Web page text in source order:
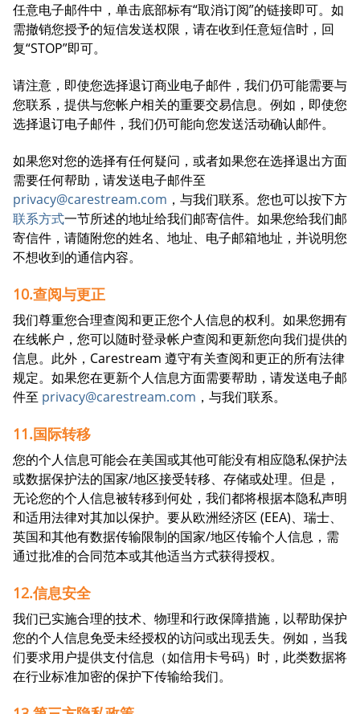
任意电子邮件中，单击底部标有“取消订阅”的链接即可。如
需撤销您授予的短信发送权限，请在收到任意短信时，回
复“STOP”即可。
请注意，即使您选择退订商业电子邮件，我们仍可能需要与
您联系，提供与您帐户相关的重要交易信息。例如，即使您
选择退订电子邮件，我们仍可能向您发送活动确认邮件。
如果您对您的选择有任何疑问，或者如果您在选择退出方面
需要任何帮助，请发送电子邮件至
privacy@carestream.com ，与我们联系。您也可以按下方
联系方式一节所述的地址给我们邮寄信件。如果您给我们邮
寄信件，请随附您的姓名、地址、电子邮箱地址，并说明您
不想收到的通信内容。
10.查阅与更正
我们尊重您合理查阅和更正您个人信息的权利。如果您拥有
在线帐户，您可以随时登录帐户查阅和更新您向我们提供的
信息。此外，Carestream 遵守有关查阅和更正的所有法律
规定。如果您在更新个人信息方面需要帮助，请发送电子邮
件至 privacy@carestream.com ，与我们联系。
11.国际转移
您的个人信息可能会在美国或其他可能没有相应隐私保护法
或数据保护法的国家/地区接受转移、存储或处理。但是，
无论您的个人信息被转移到何处，我们都将根据本隐私声明
和适用法律对其加以保护。要从欧洲经济区 (EEA)、瑞士、
英国和其他有数据传输限制的国家/地区传输个人信息，需
通过批准的合同范本或其他适当方式获得授权。
12.信息安全
我们已实施合理的技术、物理和行政保障措施，以帮助保护
您的个人信息免受未经授权的访问或出现丢失。例如，当我
们要求用户提供支付信息（如信用卡号码）时，此类数据将
在行业标准加密的保护下传输给我们。